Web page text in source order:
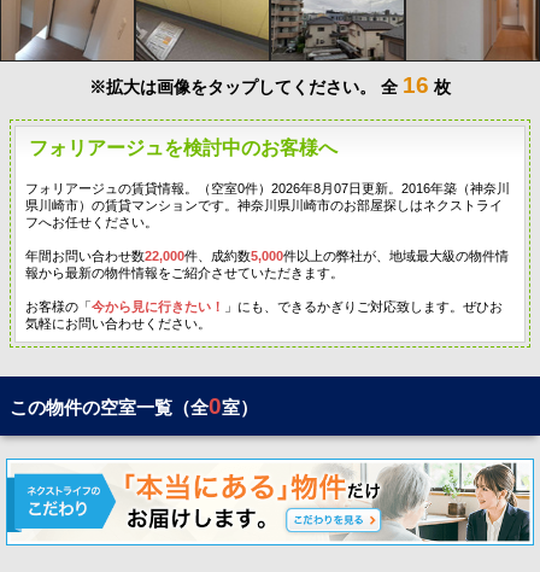
※拡大は画像をタップしてください。 全 16 枚
フォリアージュを検討中のお客様へ
フォリアージュの賃貸情報。（空室0件）2026年8月07日更新。2016年築（神奈川
県川崎市）の賃貸マンションです。神奈川県川崎市のお部屋探しはネクストライ
フへお任せください。
年間お問い合わせ数22,000件、成約数5,000件以上の弊社が、地域最大級の物件情
報から最新の物件情報をご紹介させていただきます。
お客様の「今から見に行きたい！
」にも、できるかぎりご対応致します。ぜひお
気軽にお問い合わせください。
この物件の空室一覧（全0室）